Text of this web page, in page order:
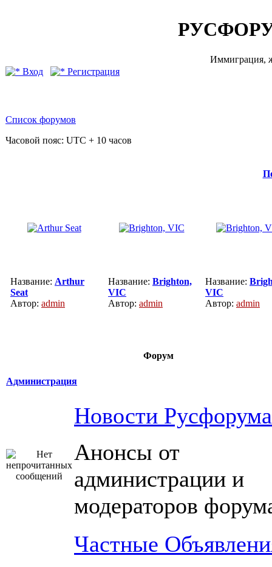
Иммиграция,
Вход
Регистрация
Список форумов
Часовой пояс: UTC + 10 часов
Название: Arthur
Seat
Автор: admin
Название: Brighton,
VIC
Автор: admin
Название:
VIC
Автор: admin
Форум
Администрация
Новости Русфорума
Анонсы от
администрации и
модераторов
Частные